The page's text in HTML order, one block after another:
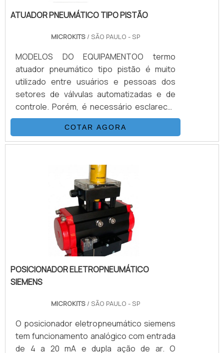
ATUADOR PNEUMÁTICO TIPO PISTÃO
MICROKITS/ SÃO PAULO - SP
MODELOS DO EQUIPAMENTOO termo
atuador pneumático tipo pistão é muito
utilizado entre usuários e pessoas dos
setores de válvulas automatizadas e de
controle. Porém, é necessário esclarecer
alguns detalhes, como os dois modelos
disponíveis do equipamento. Conheça-
os:PRIMEIRO MODELO DO ATUADOR
peso maiores; É produzido com partes em
ferro fundido e aço carbono; Possui
desenho concebido com apenas uma
câmara e um pistão; Este fica alocado em
um dos lados do atuador.
COTAR AGORA
POSICIONADOR ELETROPNEUMÁTICO
SIEMENS
MICROKITS/ SÃO PAULO - SP
O posicionador eletropneumático siemens
tem funcionamento analógico com entrada
de 4 a 20 mA e dupla ação de ar. O